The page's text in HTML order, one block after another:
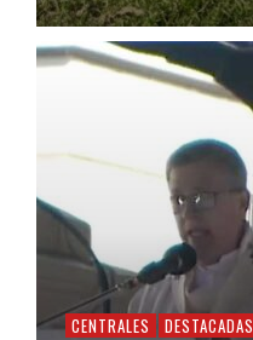
CENTRALES DESTACADAS